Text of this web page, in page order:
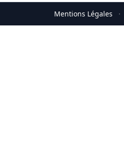
Mentions Légales ·